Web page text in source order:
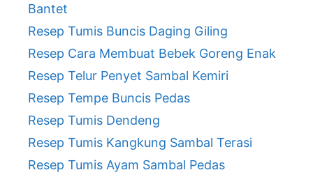
Bantet
Resep Tumis Buncis Daging Giling
Resep Cara Membuat Bebek Goreng Enak
Resep Telur Penyet Sambal Kemiri
Resep Tempe Buncis Pedas
Resep Tumis Dendeng
Resep Tumis Kangkung Sambal Terasi
Resep Tumis Ayam Sambal Pedas